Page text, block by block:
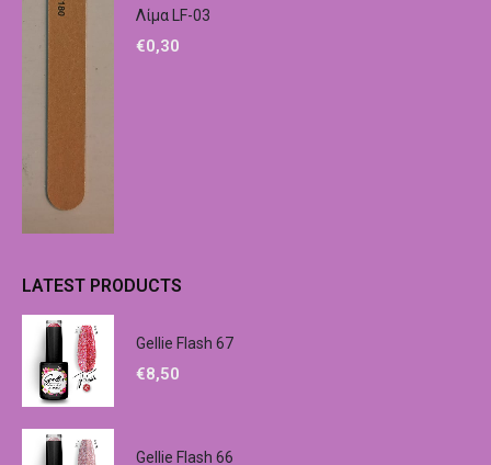
Λίμα LF-03
€0,30
LATEST PRODUCTS
Gellie Flash 67
€8,50
Gellie Flash 66